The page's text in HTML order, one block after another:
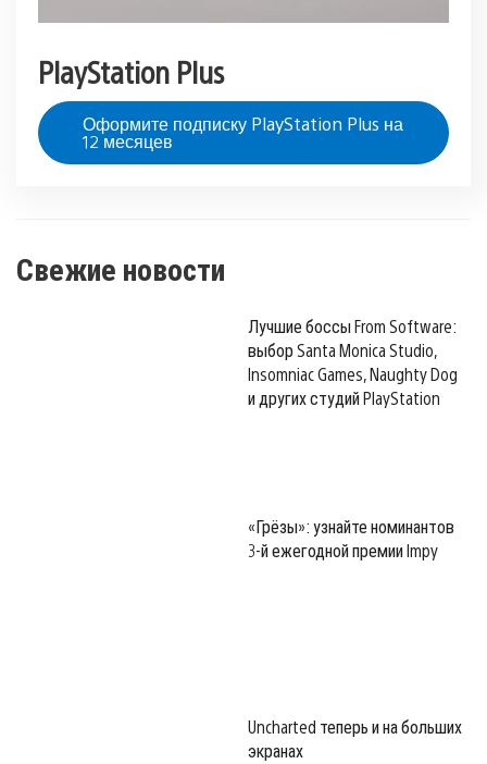
PlayStation Plus
Оформите подписку PlayStation Plus на
12 месяцев
Свежие новости
Лучшие боссы From Software:
выбор Santa Monica Studio,
Insomniac Games, Naughty Dog
и других студий PlayStation
«Грёзы»: узнайте номинантов
3-й ежегодной премии Impy
Uncharted теперь и на больших
экранах